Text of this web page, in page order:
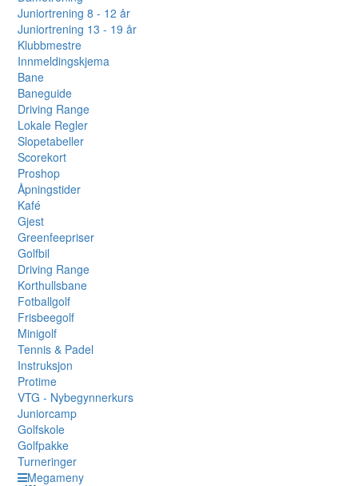
Juniortrening 8 - 12 år
Juniortrening 13 - 19 år
Klubbmestre
Innmeldingskjema
Bane
Baneguide
Driving Range
Lokale Regler
Slopetabeller
Scorekort
Proshop
Åpningstider
Kafé
Gjest
Greenfeepriser
Golfbil
Driving Range
Korthullsbane
Fotballgolf
Frisbeegolf
Minigolf
Tennis & Padel
Instruksjon
Protime
VTG - Nybegynnerkurs
Juniorcamp
Golfskole
Golfpakke
Turneringer
Megameny